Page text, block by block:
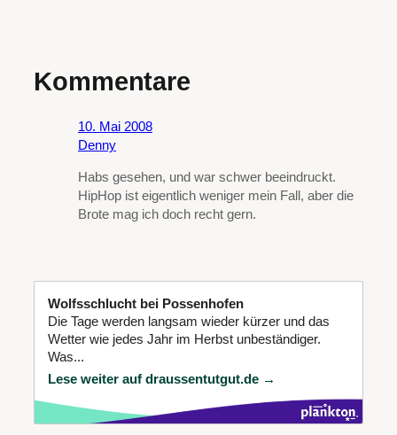
Kommentare
10. Mai 2008
Denny
Habs gesehen, und war schwer beeindruckt.
HipHop ist eigentlich weniger mein Fall, aber die
Brote mag ich doch recht gern.
Wolfsschlucht bei Possenhofen
Die Tage werden langsam wieder kürzer und das
Wetter wie jedes Jahr im Herbst unbeständiger.
Was...
Lese weiter auf draussentutgut.de →